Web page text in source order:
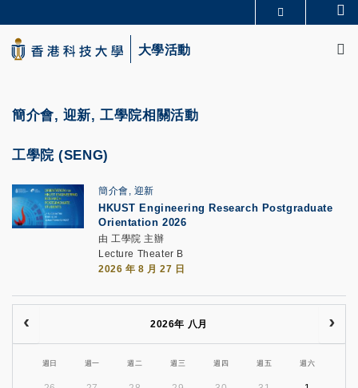
to
main
content
生活@科大
大學活動
簡介會, 迎新, 工學院相關活動
工學院 (SENG)
簡介會, 迎新
HKUST Engineering Research Postgraduate
Orientation 2026
由 工學院 主辦
Lecture Theater B
2026 年 8 月 27 日
2026年 八月
週日 週一 週二 週三 週四 週五 週六